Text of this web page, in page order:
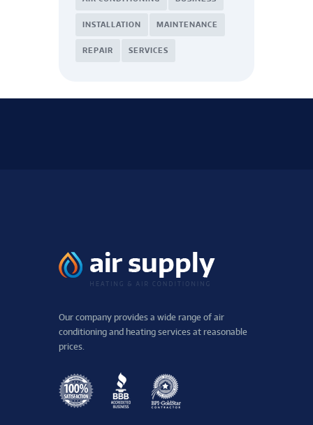
INSTALLATION MAINTENANCE
REPAIR SERVICES
Our company provides a wide range of air
conditioning and heating services at reasonable
prices.